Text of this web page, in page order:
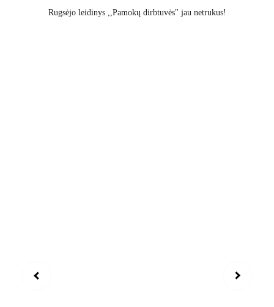
Rugsėjo leidinys ,,Pamokų dirbtuvės" jau netrukus!